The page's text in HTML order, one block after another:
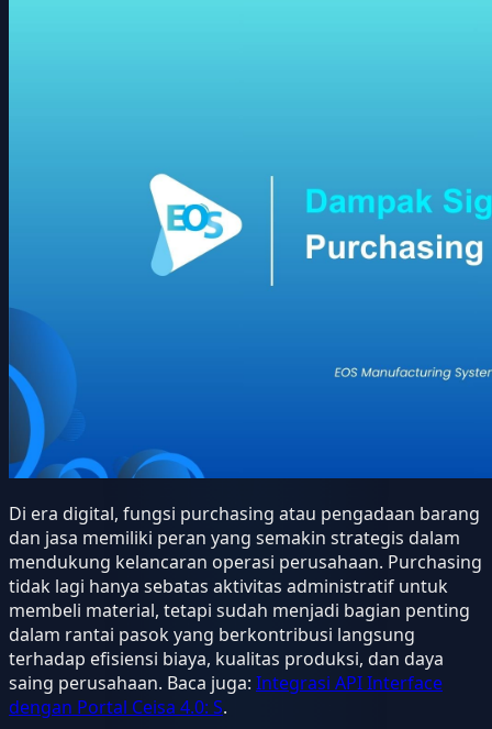
Di era digital, fungsi purchasing atau pengadaan barang
dan jasa memiliki peran yang semakin strategis dalam
mendukung kelancaran operasi perusahaan. Purchasing
tidak lagi hanya sebatas aktivitas administratif untuk
membeli material, tetapi sudah menjadi bagian penting
dalam rantai pasok yang berkontribusi langsung
terhadap efisiensi biaya, kualitas produksi, dan daya
saing perusahaan. Baca juga: Integrasi API Interface
dengan Portal Ceisa 4.0: S.